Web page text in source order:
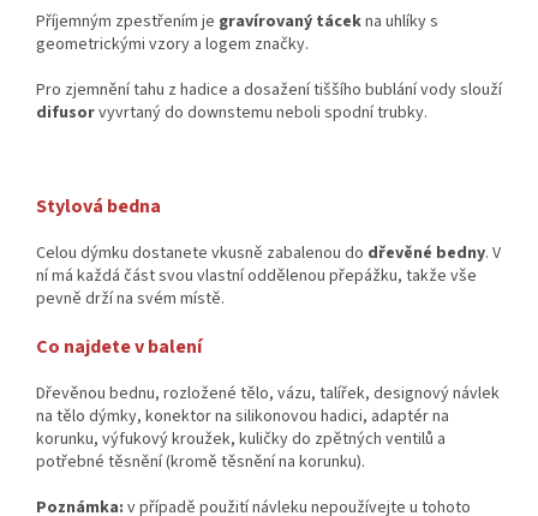
Příjemným zpestřením je gravírovaný tácekna uhlíky s
geometrickými vzory a logem značky.
Pro zjemnění tahu z hadice a dosažení tiššího bublání vody slouží
difusorvyvrtaný do downstemu neboli spodní trubky.
Stylová bedna
Celou dýmku dostanete vkusně zabalenou do dřevěné bedny. V
ní má každá část svou vlastní oddělenou přepážku, takže vše
pevně drží na svém místě.
Co najdete v balení
Dřevěnou bednu, rozložené tělo, vázu, talířek, designový návlek
na tělo dýmky, konektor na silikonovou hadici, adaptér na
korunku, výfukový kroužek, kuličky do zpětných ventilů a
potřebné těsnění (kromě těsnění na korunku).
Poznámka: v případě použití návleku nepoužívejte u tohoto